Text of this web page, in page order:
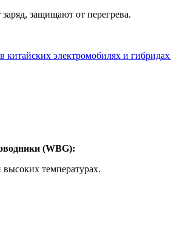
защищают от перегрева.
(WBG):
температурах.